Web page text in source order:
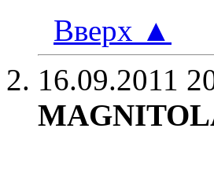
Вверх ▲
16.09.2011